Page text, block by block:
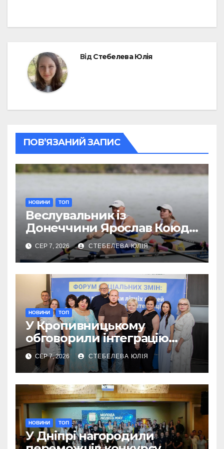
ВідСтебелева Юлія
ПОВ’ЯЗАНИЙ ЗАПИС
НОВИНИ ТОП
Веслувальник із
Донеччини Ярослав Коюда
завоював «срібло»
чемпіонату Європи
СЕР 7, 2026 СТЕБЕЛЕВА ЮЛІЯ
НОВИНИ ТОП
У Кропивницькому
обговорили інтеграцію
літніх переселенців
СЕР 7, 2026 СТЕБЕЛЕВА ЮЛІЯ
НОВИНИ ТОП
У Дніпрі нагородили